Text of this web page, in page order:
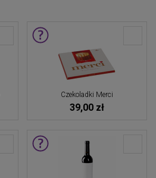
Czekoladki Merci
39,00 zł